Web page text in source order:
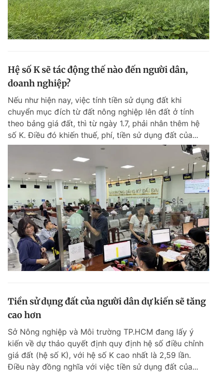
Hệ số K sẽ tác động thế nào đến người dân,
doanh nghiệp?
Nếu như hiện nay, việc tính tiền sử dụng đất khi
chuyển mục đích từ đất nông nghiệp lên đất ở tính
theo bảng giá đất, thì từ ngày 1.7, phải nhân thêm hệ
số K. Điều đó khiến thuế, phí, tiền sử dụng đất của...
Tiền sử dụng đất của người dân dự kiến sẽ tăng
cao hơn
Sở Nông nghiệp và Môi trường TP.HCM đang lấy ý
kiến về dự thảo quyết định quy định hệ số điều chỉnh
giá đất (hệ số K), với hệ số K cao nhất là 2,59 lần.
Điều này đồng nghĩa với việc tiền sử dụng đất của...